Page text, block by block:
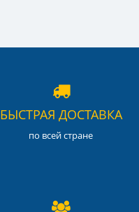
БЫСТРАЯ ДОСТАВКА
по всей стране